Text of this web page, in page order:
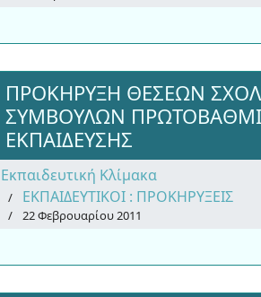
ΠΡΟΚΗΡΥΞΗ ΘΕΣΕΩΝ
ΣΥΜΒΟΥΛΩΝ
ΕΚΠΑΙΔΕΥΣΗΣ
Εκπαιδευτική Κλίμακα
ΕΚΠΑΙΔΕΥΤΙΚΟΙ : ΠΡΟΚΗΡΥΞΕΙΣ
22 Φεβρουαρίου 2011